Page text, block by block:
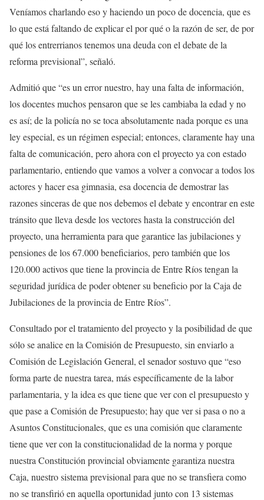
Veníamos charlando eso y haciendo un poco de docencia, que es
lo que está faltando de explicar el por qué o la razón de ser, de por
qué los entrerrianos tenemos una deuda con el debate de la
reforma previsional”, señaló.
Admitió que “es un error nuestro, hay una falta de información,
los docentes muchos pensaron que se les cambiaba la edad y no
es así; de la policía no se toca absolutamente nada porque es una
ley especial, es un régimen especial; entonces, claramente hay una
falta de comunicación, pero ahora con el proyecto ya con estado
parlamentario, entiendo que vamos a volver a convocar a todos los
actores y hacer esa gimnasia, esa docencia de demostrar las
razones sinceras de que nos debemos el debate y encontrar en este
tránsito que lleva desde los vectores hasta la construcción del
proyecto, una herramienta para que garantice las jubilaciones y
pensiones de los 67.000 beneficiarios, pero también que los
120.000 activos que tiene la provincia de Entre Ríos tengan la
seguridad jurídica de poder obtener su beneficio por la Caja de
Jubilaciones de la provincia de Entre Ríos”.
Consultado por el tratamiento del proyecto y la posibilidad de que
sólo se analice en la Comisión de Presupuesto, sin enviarlo a
Comisión de Legislación General, el senador sostuvo que “eso
forma parte de nuestra tarea, más específicamente de la labor
parlamentaria, y la idea es que tiene que ver con el presupuesto y
que pase a Comisión de Presupuesto; hay que ver si pasa o no a
Asuntos Constitucionales, que es una comisión que claramente
tiene que ver con la constitucionalidad de la norma y porque
nuestra Constitución provincial obviamente garantiza nuestra
Caja, nuestro sistema previsional para que no se transfiera como
no se transfirió en aquella oportunidad junto con 13 sistemas